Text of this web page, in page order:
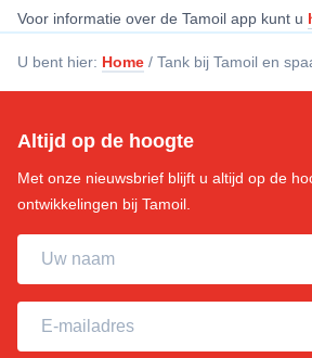
Voor informatie over de Tamoil app kunt u
U bent hier: Home / Tank bij Tamoil en
Altijd op de hoogte
Met onze nieuwsbrief blijft u altijd op de
ontwikkelingen bij Tamoil.
Uw naam
E-mailadres